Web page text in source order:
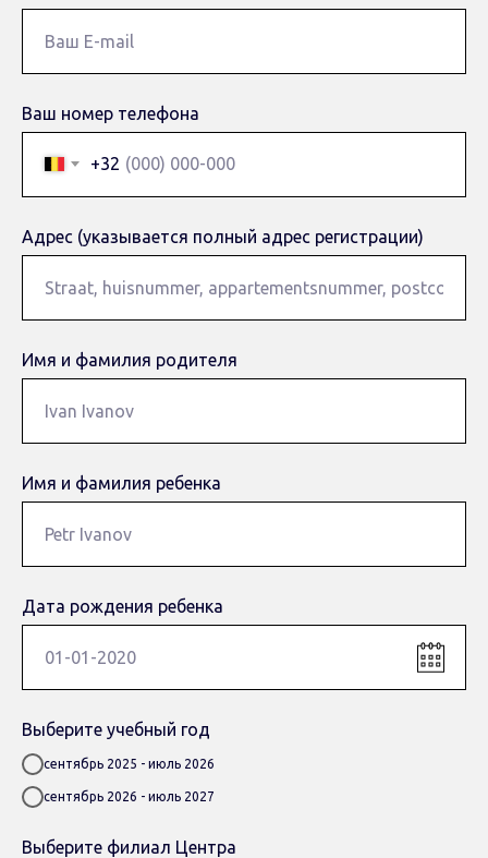
Ваш номер телефона
+32
Адрес (указывается полный адрес регистрации)
Имя и фамилия родителя
Имя и фамилия ребенка
Дата рождения ребенка
Выберите учебный год
сентябрь 2025 - июль 2026
сентябрь 2026 - июль 2027
Выберите филиал Центра